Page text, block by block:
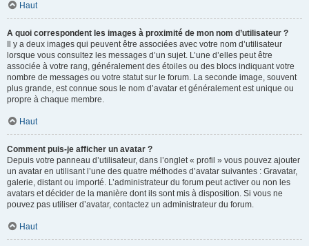
Haut
A quoi correspondent les images à proximité de mon nom d’utilisateur ?
Il y a deux images qui peuvent être associées avec votre nom d’utilisateur
lorsque vous consultez les messages d’un sujet. L’une d’elles peut être
associée à votre rang, généralement des étoiles ou des blocs indiquant votre
nombre de messages ou votre statut sur le forum. La seconde image, souvent
plus grande, est connue sous le nom d’avatar et généralement est unique ou
propre à chaque membre.
Haut
Comment puis-je afficher un avatar ?
Depuis votre panneau d’utilisateur, dans l’onglet « profil » vous pouvez ajouter
un avatar en utilisant l’une des quatre méthodes d’avatar suivantes : Gravatar,
galerie, distant ou importé. L’administrateur du forum peut activer ou non les
avatars et décider de la manière dont ils sont mis à disposition. Si vous ne
pouvez pas utiliser d’avatar, contactez un administrateur du forum.
Haut